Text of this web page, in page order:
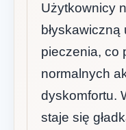
Użytkownicy
pieczenia, co
normalnych
dyskomfortu.
staje się